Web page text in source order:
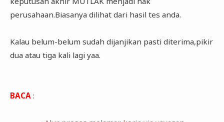
perusahaan.Biasanya dilihat dari hasil tes anda.
Kalau belum-belum sudah dijanjikan pasti diterima,pikir
dua atau tiga kali lagi yaa.
BACA :